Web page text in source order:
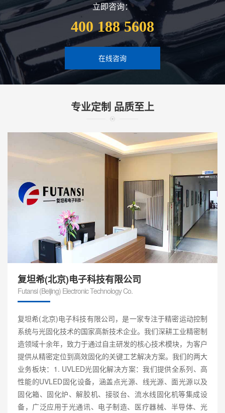
立即咨询：
400 188 5608
在线咨询
专业定制 品质至上
复坦希(北京)电子科技有限公司
Futansi (Beijing) Electronic Technology Co.
复坦希(北京)电子科技有限公司，是一家专注于精密运动控制
系统与光固化技术的国家高新技术企业。我们深耕工业精密制
造领域十余年，致力于通过自主研发的核心技术模块，为客户
提供从精密定位到高效固化的关键工艺解决方案。我们的两大
业务板块：1. UVLED光固化解决方案：我们提供全系列、高
性能的UVLED固化设备，涵盖点光源、线光源、面光源以及
固化箱、固化炉、解胶机、接驳台、流水线固化机等集成设
备，广泛应用于光通讯、电子制造、医疗器械、半导体、光